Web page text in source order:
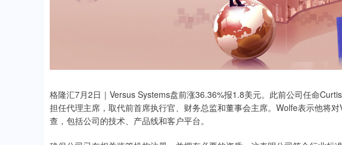
格隆汇7月2日｜Versus Systems盘前涨36.36%报1.8美元。此前公司任命
担任代理主席，取代前首席执行官、财务总监和董事会主席。Wolfe表示他将
查，包括公司的技术、产品线和客户平台。